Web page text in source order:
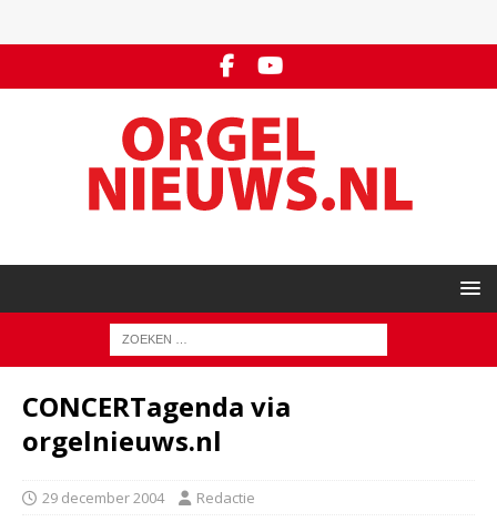
CONCERTagenda via
orgelnieuws.nl
29 december 2004 Redactie